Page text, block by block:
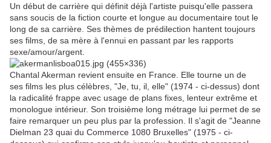
Un début de carrière qui définit déjà l'artiste puisqu'elle passera
sans soucis de la fiction courte et longue au documentaire tout le
long de sa carrière. Ses thèmes de prédilection hantent toujours
ses films, de sa mère à l'ennui en passant par les rapports
sexe/amour/argent.
Chantal Akerman revient ensuite en France. Elle tourne un de
ses films les plus célèbres, "Je, tu, il, elle" (1974 - ci-dessus) dont
la radicalité frappe avec usage de plans fixes, lenteur extrême et
monologue intérieur. Son troisième long métrage lui permet de se
faire remarquer un peu plus par la profession. Il s'agit de "Jeanne
Dielman 23 quai du Commerce 1080 Bruxelles" (1975 - ci-